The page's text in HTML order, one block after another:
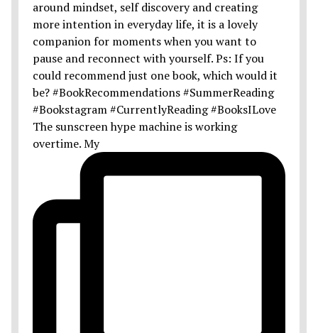
The sunscreen hype machine is working
overtime. My